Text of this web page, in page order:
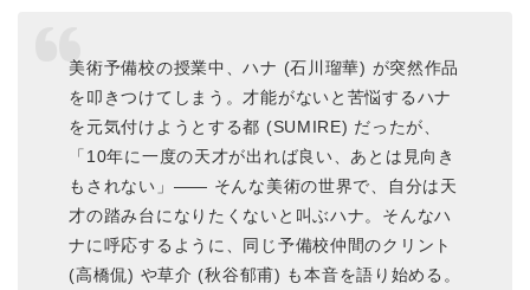
美術予備校の授業中、ハナ (石川瑠華) が突然作品
を叩きつけてしまう。才能がないと苦悩するハナ
を元気付けようとする都 (SUMIRE) だったが、
「10年に一度の天才が出れば良い、あとは見向き
もされない」―― そんな美術の世界で、自分は天
才の踏み台になりたくないと叫ぶハナ。そんなハ
ナに呼応するように、同じ予備校仲間のクリント
(高橋侃) や草介 (秋谷郁甫) も本音を語り始める。